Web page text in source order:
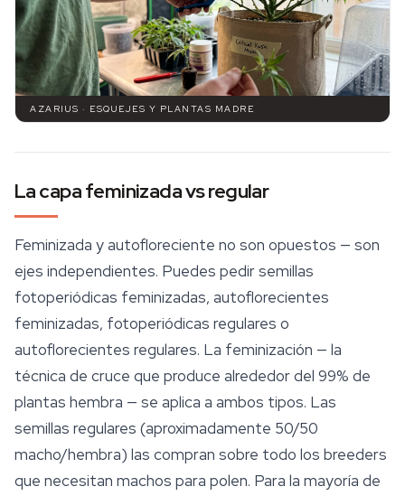
AZARIUS · ESQUEJES Y PLANTAS MADRE
La capa feminizada vs regular
Feminizada y autofloreciente no son opuestos — son
ejes independientes. Puedes pedir semillas
fotoperiódicas feminizadas, autoflorecientes
feminizadas, fotoperiódicas regulares o
autoflorecientes regulares. La feminización — la
técnica de cruce que produce alrededor del 99% de
plantas hembra — se aplica a ambos tipos. Las
semillas regulares (aproximadamente 50/50
macho/hembra) las compran sobre todo los breeders
que necesitan machos para polen. Para la mayoría de